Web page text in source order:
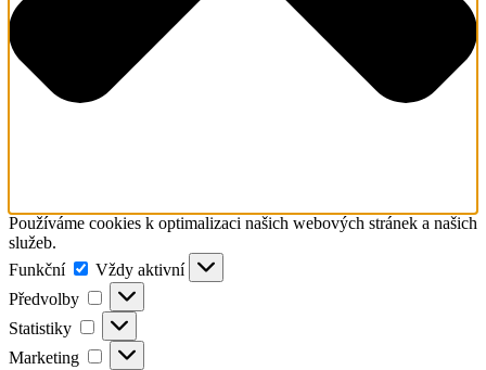
Používáme cookies k optimalizaci našich webových stránek a našich
služeb.
Funkční
Funkční
Vždy aktivní
Předvolby
Předvolby
Statistiky Statistiky
Marketing Marketing